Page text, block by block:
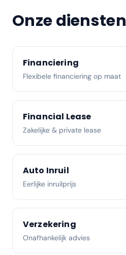
Onze diensten
Financiering
Flexibele financiering op maat
Financial Lease
Zakelijke & private lease
Auto Inruil
Eerlijke inruilprijs
Verzekering
Onafhankelijk advies